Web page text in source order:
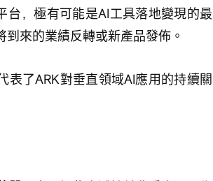
台，極有可能是AI工具落地變現的最
來的業績反轉或新產品發佈。
表了ARK對垂直領域AI應用的持續關